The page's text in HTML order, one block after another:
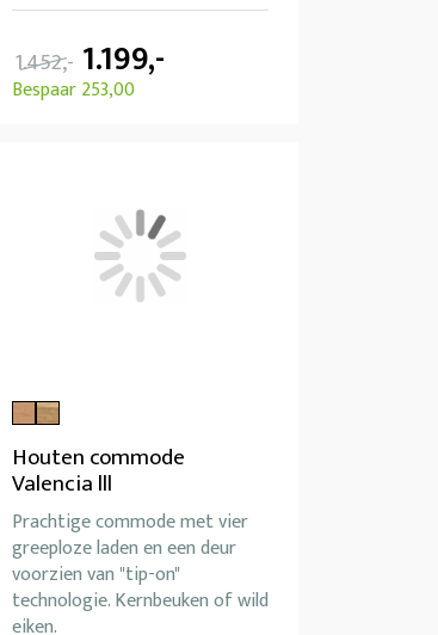
1.452,- 1.199,-
Bespaar 253,00
Houten commode
Valencia lll
Prachtige commode met vier
greeploze laden en een deur
voorzien van "tip-on"
technologie. Kernbeuken of wild
eiken.